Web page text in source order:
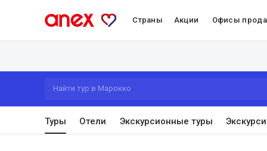
Страны Акции Офисы
Найти тур в Марокко
Туры Отели Экскурсионные туры